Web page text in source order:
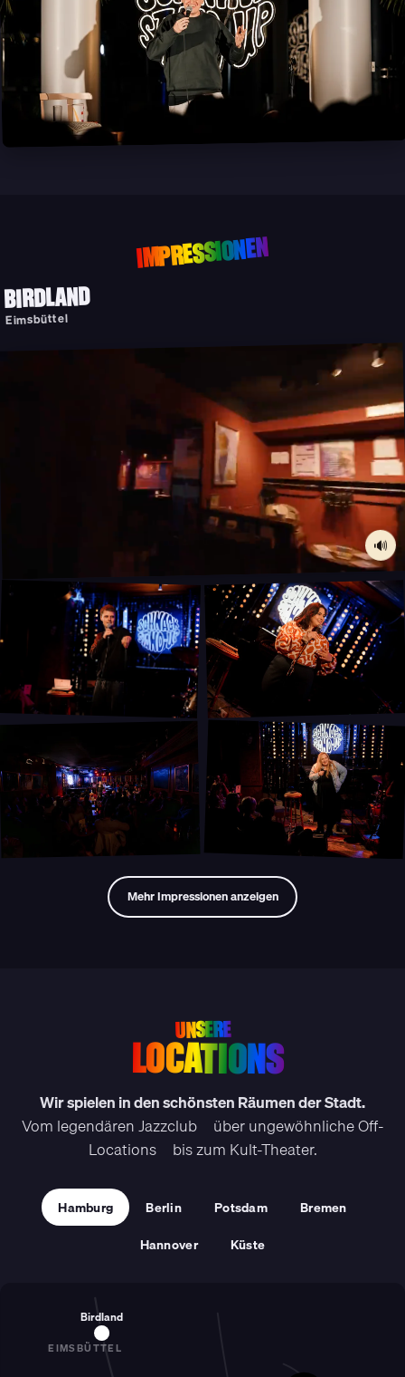
IMPRESSIONEN
BIRDLAND
Eimsbüttel
🔊
Mehr Impressionen anzeigen
UNSERE
LOCATIONS
Wir spielen in den schönsten Räumen der Stadt.
Vom legendären Jazzclub – über ungewöhnliche Off-
Locations – bis zum Kult-Theater.
Hamburg Berlin Potsdam
Bremen
Hannover
Küste
EIMSBÜTTEL
Birdland